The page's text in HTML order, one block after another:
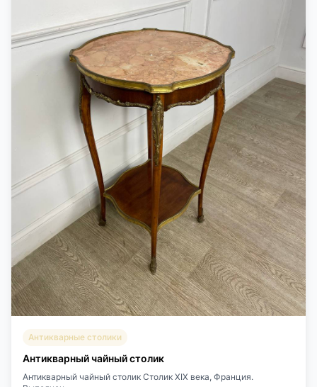
Антикварные столики
Антикварный чайный столик
Антикварный чайный столик Столик XIX века, Франция.